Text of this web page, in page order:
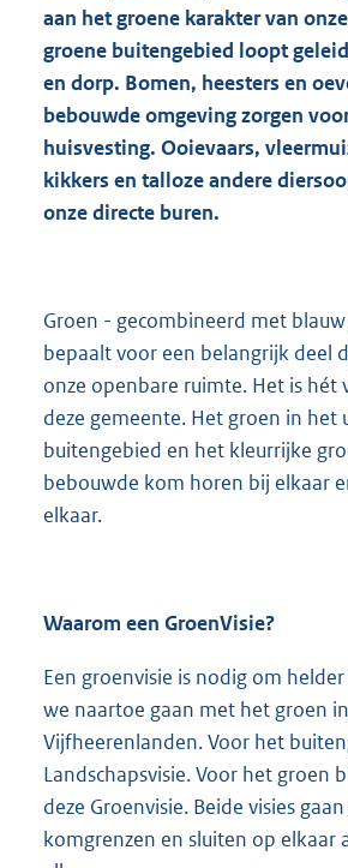
aan het groene karakter van
groene buitengebied loopt
en dorp. Bomen, heesters en
bebouwde omgeving zorgen
huisvesting. Ooievaars,
kikkers en talloze andere
onze directe buren.
Groen - gecombineerd met
bepaalt voor een belangrijk deel
onze openbare ruimte. Het is hét
deze gemeente. Het groen in het
buitengebied en het kleurrijke
bebouwde kom horen bij elkaar
elkaar.
Waarom een GroenVisie?
Een groenvisie is nodig om
we naartoe gaan met het groen
Vijfheerenlanden. Voor het
Landschapsvisie. Voor het groen
deze Groenvisie. Beide visies
komgrenzen en sluiten op elkaar